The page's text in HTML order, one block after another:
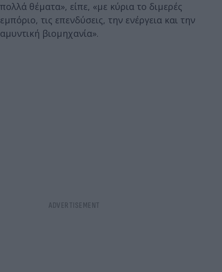
πολλά θέματα», είπε, «με κύρια το διμερές
εμπόριο, τις επενδύσεις, την ενέργεια και την
αμυντική βιομηχανία».